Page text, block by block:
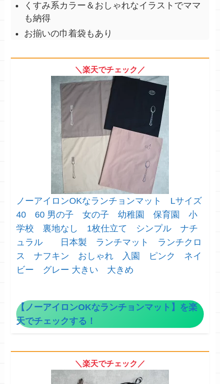
くすみ系カラー＆おしゃれなイラストでママ
も納得
お揃いの巾着袋 もあり
＼楽天でチェック／
ノーアイロンOKなランチョンマット Lサイズ
40 60 男の子 女の子 幼稚園 保育園 小
学校 裏地なし 1枚仕立て シンプル ナチ
ュラル 日本製 ランチマット ランチクロ
ス ナフキン おしゃれ 入園 ピンク ネイ
ビー グレー 大きい 大きめ
【ノーアイロンOKなランチョンマット】を楽
天でチェックする！
＼楽天でチェック／